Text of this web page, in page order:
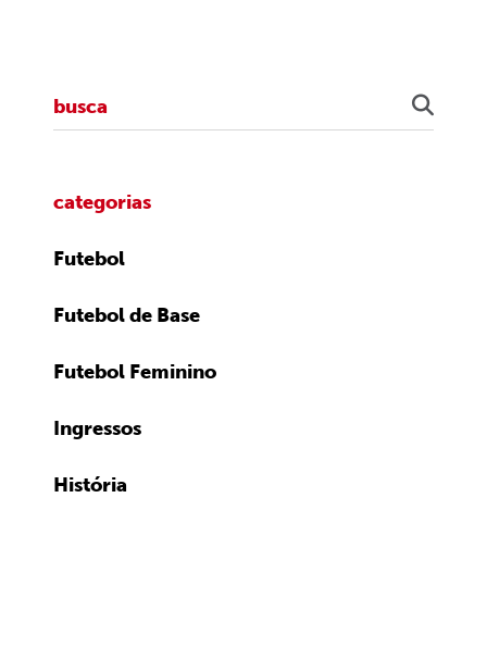
categorias
Futebol
Futebol de Base
Futebol Feminino
Ingressos
História